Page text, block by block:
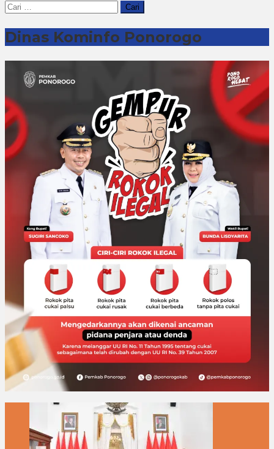
Cari
untuk:
Dinas Kominfo Ponorogo